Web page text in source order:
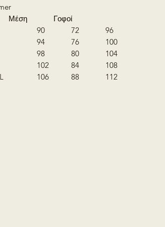
Μέση Γοφοί
S 90 72 96
94 76
100
98 80
104
102 84
108
106 88 112